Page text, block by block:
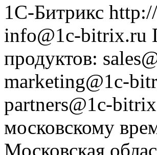
1С-Битрикс
info@1c-bitrix.ru
продуктов:
marketing@1c-
partners@1c-
московскому
Московская